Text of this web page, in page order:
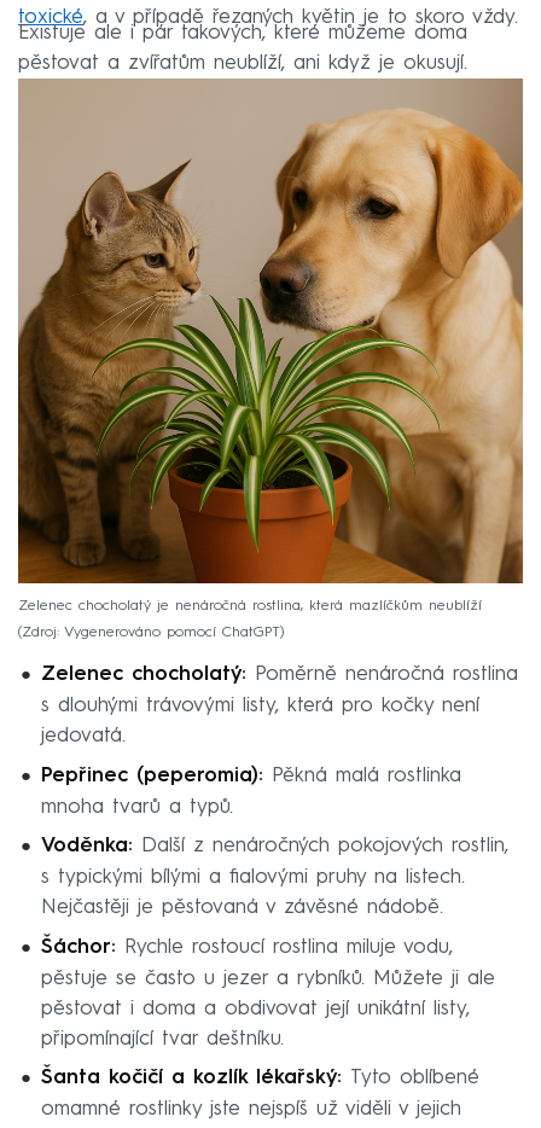
toxické, a v případě řezaných květin je to skoro vždy.
Existuje ale i pár takových, které můžeme doma
pěstovat a zvířatům neublíží, ani když je okusují.
Zelenec chocholatý je nenáročná rostlina, která mazlíčkům neublíží
Zdroj: Vygenerováno pomocí ChatGPT
Zelenec chocholatý:
Poměrně nenáročná rostlina
s dlouhými trávovými listy, která pro kočky není
jedovatá.
Pepřinec (peperomia):
Pěkná malá rostlinka
mnoha tvarů a typů.
Voděnka:
Další z nenáročných pokojových rostlin,
s typickými bílými a fialovými pruhy na listech.
Nejčastěji je pěstovaná v závěsné nádobě.
Šáchor:
Rychle rostoucí rostlina miluje vodu,
pěstuje se často u jezer a rybníků. Můžete ji ale
pěstovat i doma a obdivovat její unikátní listy,
připomínající tvar deštníku.
Šanta kočičí a kozlík lékařský: Tyto oblíbené
omamné rostlinky jste nejspíš už viděli v jejich